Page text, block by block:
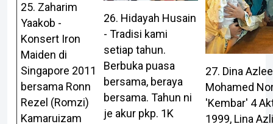
25. Zaharim
Yaakob -
Konsert Iron
Maiden di
Singapore 2011
bersama Ronn
Rezel (Romzi)
Kamaruizam
26. Hidayah Husain
- Tradisi kami
setiap tahun.
Berbuka puasa
bersama, beraya
bersama. Tahun ni
je akur pkp. 1K
27. Dina
Mohamed
'Kembar' 4
1999, Lina